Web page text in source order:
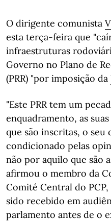
O dirigente comunista
esta terça-feira que
infraestruturas
Governo no Plano de
(PRR) "por imposição da
"Este PRR tem um
enquadramento, as
que são inscritas, o seu
condicionado pelas
não por aquilo que são
afirmou o membro da
Comité Central do
sido recebido em
parlamento antes de o